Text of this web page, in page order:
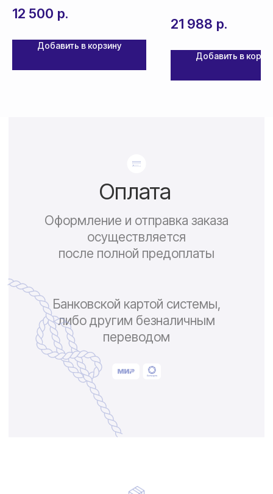
12 500 р.
Добавить в корзину
21 988 р.
Добавить в